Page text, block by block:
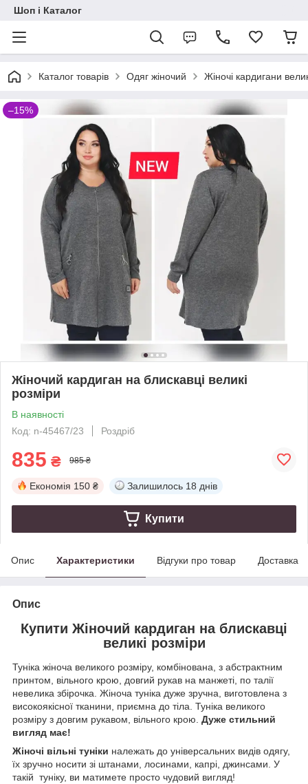
Шоп і Каталог
Каталог товарів Одяг жіночий Жіночі кардигани
–15%
Жіночий кардиган на блискавці великі
розміри
В наявності
Код: n-45467/23
Роздріб
835 ₴ 985 ₴
Економія 150 ₴ Залишилось 18 днів
Купити
Опис Характеристики Відгуки про товар Доставка
Опис
Купити Жіночий кардиган на блискавці
великі розміри
Туніка жіноча великого розміру, комбінована, з абстрактним
принтом, вільного крою, довгий рукав на манжеті, по талії
невелика збірочка. Жіноча туніка дуже зручна, виготовлена з
високоякісної тканини, приємна до тіла. Туніка великого
розміру з довгим рукавом, вільного крою. Дуже стильний
вигляд має!
Жіночі вільні туніки належать до універсальних видів одягу,
їх зручно носити зі штанами, лосинами, капрі, джинсами. У
такій туніку, ви матимете просто чудовий вигляд!